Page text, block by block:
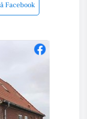
Facebook